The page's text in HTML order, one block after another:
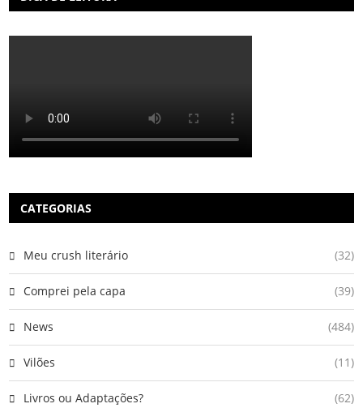
CATEGORIAS
Meu crush literário (32)
Comprei pela capa (39)
News (484)
Vilões (11)
Livros ou Adaptações? (62)